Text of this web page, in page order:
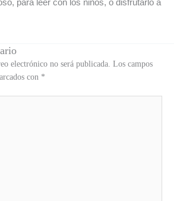
para leer con los niños, o disfrutarlo a
electrónico no será publicada. Los campos
con *